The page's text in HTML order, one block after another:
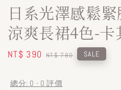
日系光澤感鬆
涼爽長裙4色-卡
Sale
NT$ 390 Regular
NT$ 780 SALE
總分: 0 - 0 評價